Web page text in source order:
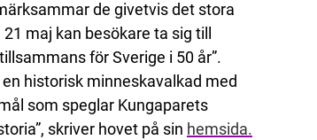
de givetvis det stora
maj kan besökare ta sig till
för Sverige i 50 år”.
historisk minneskavalkad med
som speglar Kungaparets
skriver hovet på sin hemsida.